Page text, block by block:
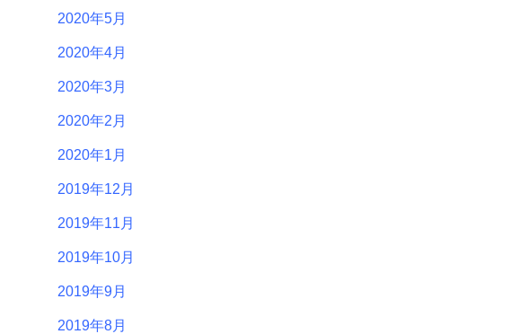
2020年5月
2020年4月
2020年3月
2020年2月
2020年1月
2019年12月
2019年11月
2019年10月
2019年9月
2019年8月